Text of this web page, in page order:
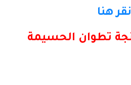
هنا
تطوان الحسيمة